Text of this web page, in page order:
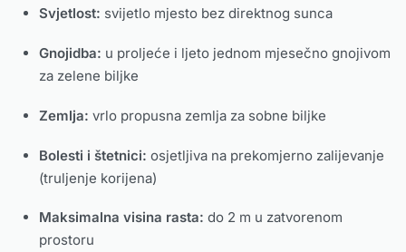
Svjetlost: svijetlo mjesto bez direktnog sunca
Gnojidba: u proljeće i ljeto jednom mjesečno gnojivom
za zelene biljke
Zemlja: vrlo propusna zemlja za sobne biljke
Bolesti i štetnici: osjetljiva na prekomjerno zalijevanje
(truljenje korijena)
Maksimalna visina rasta: do 2 m u zatvorenom
prostoru